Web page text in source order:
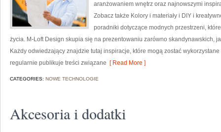
aranżowaniem wnętrz oraz najnowszymi
Zobacz także Kolory i materiały i DIY i
poradniki dotyczące modnych przestrzeni,
życia. M-Loft Design skupia się na prezentowaniu zarówno skandynawskich,
Każdy odwiedzający znajdzie tutaj inspiracje, które mogą zostać
regularnie publikuje treści związane [ Read More ]
CATEGORIES: NOWE TECHNOLOGIE
Akcesoria i dodatki